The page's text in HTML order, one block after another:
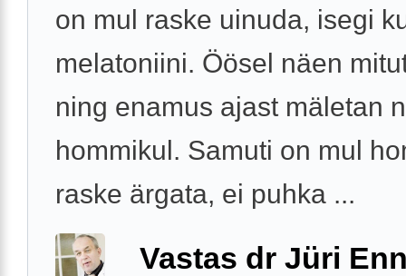
on mul raske uinuda, isegi
melatoniini. Öösel näen
ning enamus ajast mäletan
hommikul. Samuti on mul
raske ärgata, ei puhka ...
Vastas dr Jüri